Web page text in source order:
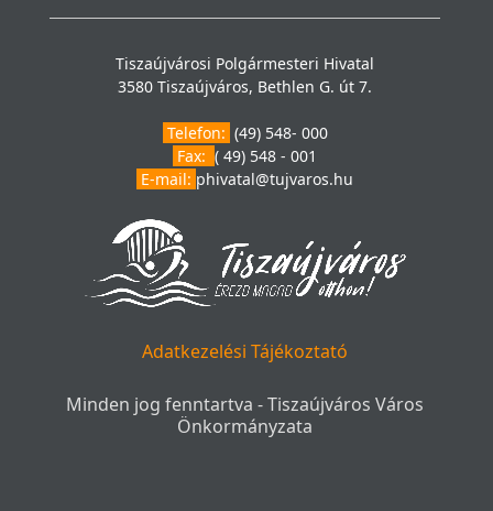
Tiszaújvárosi Polgármesteri Hivatal
3580 Tiszaújváros, Bethlen G. út 7.
Telefon: (49) 548- 000
Fax: ( 49) 548 - 001
E-mail: phivatal@tujvaros.hu
Adatkezelési Tájékoztató
Minden jog fenntartva - Tiszaújváros Város
Önkormányzata